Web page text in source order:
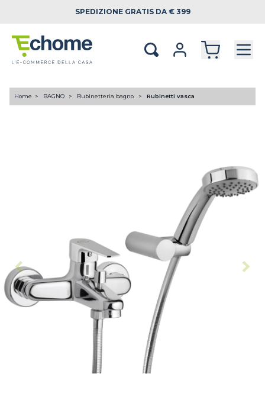
SPEDIZIONE GRATIS DA € 399
Home BAGNO Rubinetteria bagno Rubinetti vasca